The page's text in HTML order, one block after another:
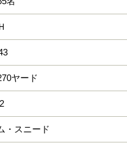
ヤード
・スニード